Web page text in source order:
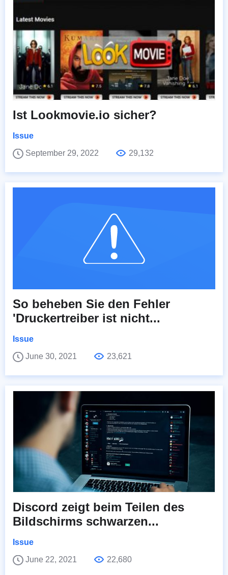
Ist Lookmovie.io sicher?
Issue
September 29, 2022
29,132
So beheben Sie den Fehler
'Druckertreiber ist nicht...
Issue
June 30, 2021
23,621
Discord zeigt beim Teilen des
Bildschirms schwarzen...
Issue
June 22, 2021
22,680